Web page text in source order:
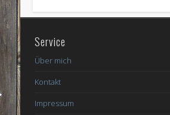
Service
Über mich
Kontakt
Impressum